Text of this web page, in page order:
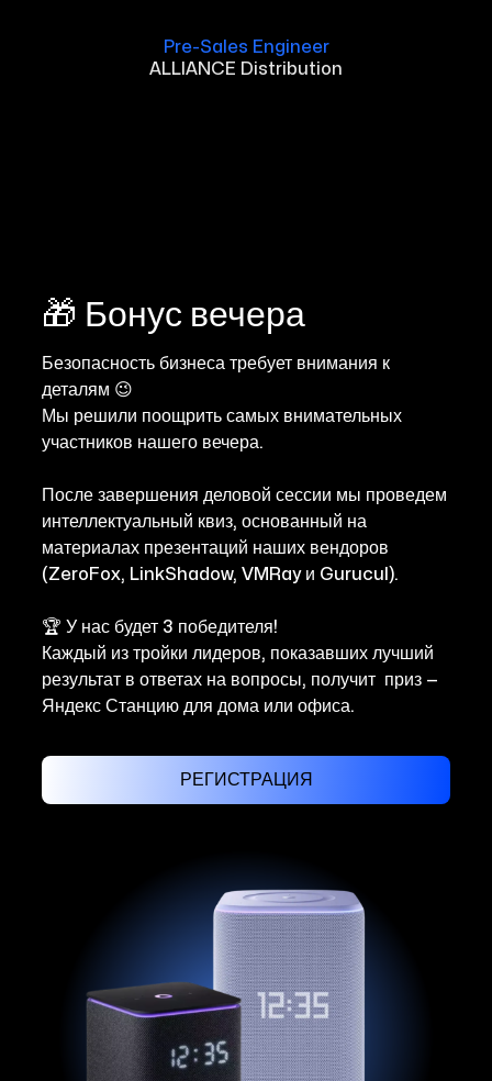
Pre-Sales Engineer
ALLIANCE Distribution
🎁 Бонус вечера
Безопасность бизнеса требует внимания к
деталям 😉
Мы решили поощрить самых внимательных
участников нашего вечера.
После завершения деловой сессии мы проведем
интеллектуальный квиз, основанный на
материалах презентаций наших вендоров
(ZeroFox, LinkShadow, VMRay и Gurucul).
🏆 У нас будет 3 победителя!
Каждый из тройки лидеров, показавших лучший
результат в ответах на вопросы, получит приз —
Яндекс Станцию для дома или офиса.
РЕГИСТРАЦИЯ